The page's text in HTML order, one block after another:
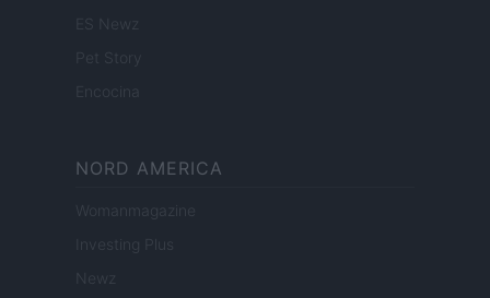
ES Newz
Encocina
NORD AMERICA
Womanmagazine
Investing Plus
Newz